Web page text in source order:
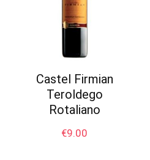
Castel Firmian
Teroldego
Rotaliano
€9.00